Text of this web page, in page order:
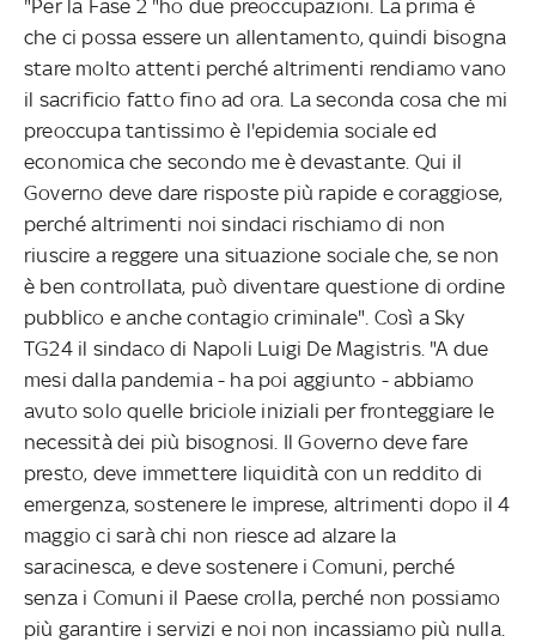
"Per la Fase 2 "ho due preoccupazioni. La prima è
che ci possa essere un allentamento, quindi bisogna
stare molto attenti perché altrimenti rendiamo vano
il sacrificio fatto fino ad ora. La seconda cosa che mi
preoccupa tantissimo è l'epidemia sociale ed
economica che secondo me è devastante. Qui il
Governo deve dare risposte più rapide e coraggiose,
perché altrimenti noi sindaci rischiamo di non
riuscire a reggere una situazione sociale che, se non
è ben controllata, può diventare questione di ordine
pubblico e anche contagio criminale". Così a Sky
TG24 il sindaco di Napoli Luigi De Magistris. "A due
mesi dalla pandemia - ha poi aggiunto - abbiamo
avuto solo quelle briciole iniziali per fronteggiare le
necessità dei più bisognosi. Il Governo deve fare
presto, deve immettere liquidità con un reddito di
emergenza, sostenere le imprese, altrimenti dopo il 4
maggio ci sarà chi non riesce ad alzare la
saracinesca, e deve sostenere i Comuni, perché
senza i Comuni il Paese crolla, perché non possiamo
più garantire i servizi e noi non incassiamo più nulla.